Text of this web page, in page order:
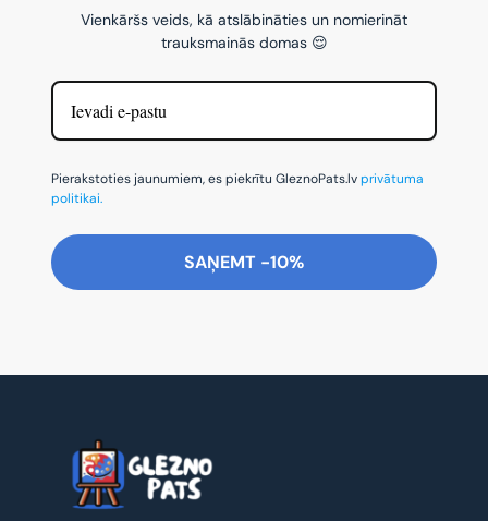
Vienkāršs veids, kā atslābināties un nomierināt
trauksmainās domas 😌
Pierakstoties jaunumiem, es piekrītu GleznoPats.lvprivātuma
politikai.
SAŅEMT -10%